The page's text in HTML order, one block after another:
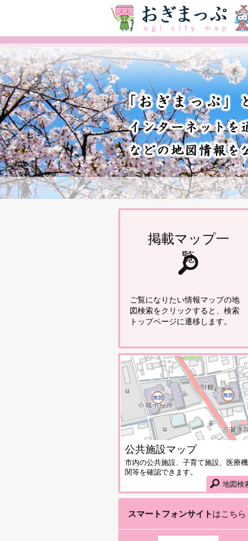
掲載マップ一
覧
ご覧になりたい情報マップの地
図検索をクリックすると、検索
トップページに遷移します。
公共施設マップ
市内の公共施設、子育て施設、医療機
関等を確認できます。
地図検
スマートフォンサイトはこちら